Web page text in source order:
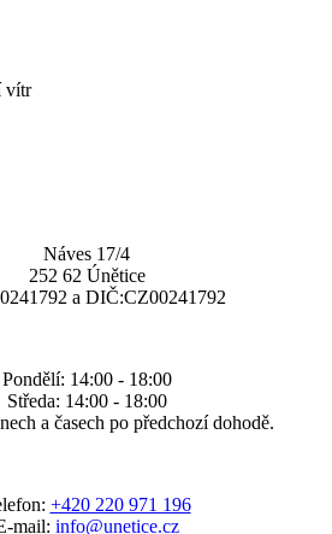
vítr
Náves 17/4
252 62 Únětice
a DIČ:CZ00241792
Pondělí: 14:00 - 18:00
Středa: 14:00 - 18:00
a časech po předchozí dohodě.
+420 220 971 196
mail: info@unetice.cz